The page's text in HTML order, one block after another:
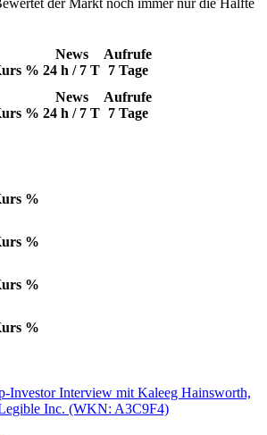
der Markt noch immer nur die Hälfte
%
News
24 h / 7 T
Aufrufe
7 Tage
%
News
24 h / 7 T
Aufrufe
7 Tage
%
%
%
%
Investor Interview mit Kaleeg Hainsworth,
Inc. (WKN: A3C9F4)